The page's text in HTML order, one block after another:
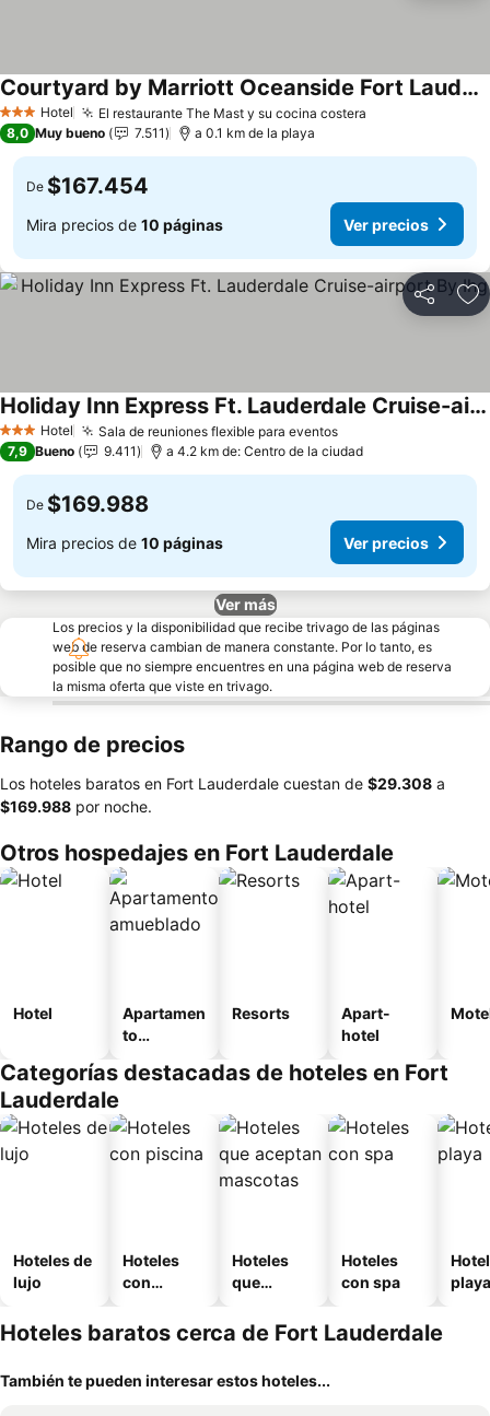
3 Estrellas
Hotel El restaurante The Mast y su cocina costera
Courtyard by Marriott Oceanside Fort Lauderdale Beach
8,0 Muy bueno 7.511 a 0.1 km de la playa
De $167.454
Mira precios de 10 páginas Ver precios
Compartir
3 Estrellas
Hotel Sala de reuniones flexible para eventos
Holiday Inn Express Ft. Lauderdale Cruise-airport By Ihg
7,9 Bueno 9.411 a 4.2 km de: Centro de la ciudad
De $169.988
Mira precios de 10 páginas Ver precios
Ver más
Los precios y la disponibilidad que recibe trivago de las páginas
web de reserva cambian de manera constante. Por lo tanto, es
posible que no siempre encuentres en una página web de reserva
la misma oferta que viste en trivago.
Rango de precios
Los hoteles baratos en Fort Lauderdale cuestan de ‎$29.308 a
‎$169.988 por noche.
Otros hospedajes en Fort Lauderdale
Hotel
Apartamen
to
o
Resorts
Apart-
hotel
Categorías destacadas de hoteles en Fort
Lauderdale
Hoteles de
lujo
Hoteles
con
Hoteles
que
mascotas
Hoteles
con spa
playa
Hoteles baratos cerca de Fort Lauderdale
También te pueden interesar estos hoteles...